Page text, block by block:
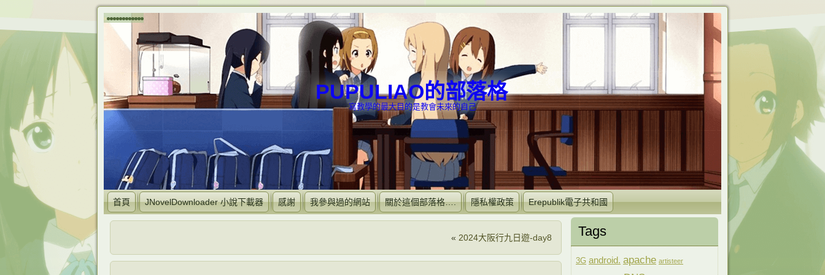
PUPULIAO的部落格
寫教學的最大目的是教會未來的自己
首頁 JNovelDownloader 小說下載器 感謝 我參與過的網站 關於這個部落格…. 隱私權政策 Erepublik電子共和國
« 2024大阪行九日遊-day8 Tags
3G android. apache artisteer